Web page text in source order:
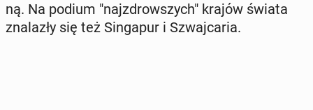
ną. Na podium "naj­zdrow­szych" krajów świata
zna­la­zły się też Sin­ga­pur i Szwaj­ca­ria.